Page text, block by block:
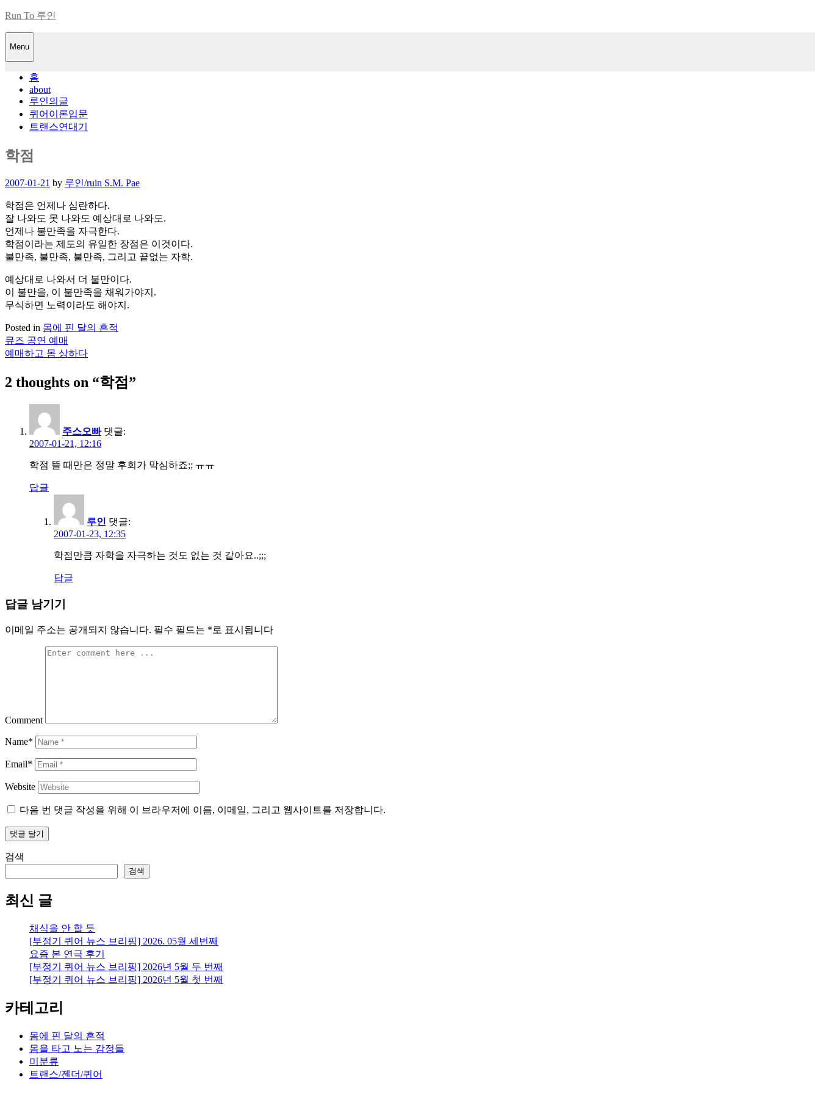
Skip
content
Run To 루인
Menu
홈
about
루인의글
퀴어이론입문
트랜스연대기
학점
Posted
2007-01-21 by 루인/ruin S.M. Pae
학점은 언제나 심란하다.
잘 나와도 못 나와도 예상대로 나와도.
언제나 불만족을 자극한다.
학점이라는 제도의 유일한 장점은 이것이다.
불만족, 불만족, 불만족, 그리고 끝없는 자학.
예상대로 나와서 더 불만이다.
이 불만을, 이 불만족을 채워가야지.
무식하면 노력이라도 해야지.
Posted in 몸에 핀 달의 흔적
글
탐
색
뮤즈 공연 예매
예매하고 몸 상하다
2 thoughts on “학점 ”
주스오빠 댓글:
2007-01-21, 12:16
학점 뜰 때만은 정말 후회가 막심하죠;; ㅠㅠ
답글
루인 댓글:
2007-01-23, 12:35
학점만큼 자학을 자극하는 것도 없는 것 같아요..;;;
답글
답글 남기기
이메일 주소는 공개되지 않습니다. 필수 필드는 *로 표시됩니다
Comment
Name*
Email*
Website
다음 번 댓글 작성을 위해 이 브라우저에 이름, 이메일, 그리고 웹사이트를 저장합니다.
검색
검색
최신 글
채식을 안 할 듯
[부정기 퀴어 뉴스 브리핑] 2026. 05월 세번째
요즘 본 연극 후기
[부정기 퀴어 뉴스 브리핑] 2026년 5월 두 번째
[부정기 퀴어 뉴스 브리핑] 2026년 5월 첫 번째
카테고리
몸에 핀 달의 흔적
몸을 타고 노는 감정들
미분류
트랜스/젠더/퀴어